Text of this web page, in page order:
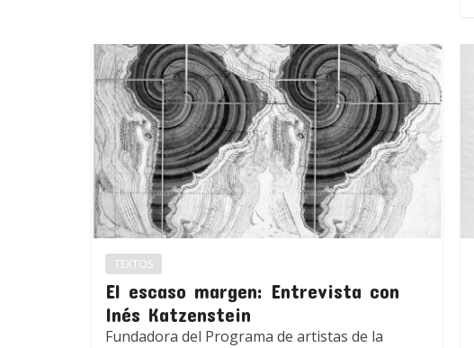
TEXTOS
El escaso margen: Entrevista con
Inés Katzenstein
Fundadora del Programa de artistas de la